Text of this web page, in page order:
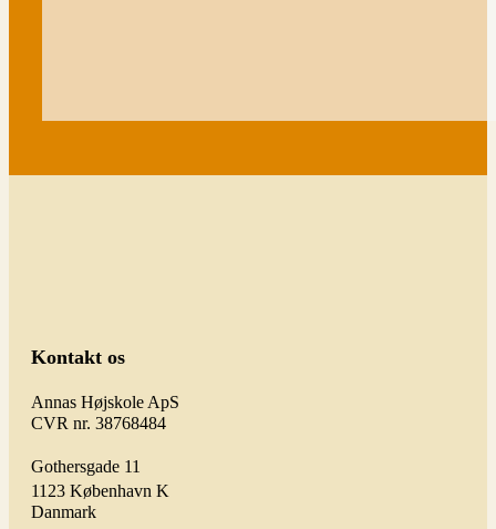
Kontakt os
Annas Højskole ApS
CVR nr. 38768484
Gothersgade 11
1123 København K
Danmark